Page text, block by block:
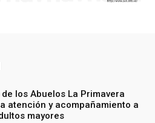
de los Abuelos La Primavera
atención y acompañamiento a
mayores